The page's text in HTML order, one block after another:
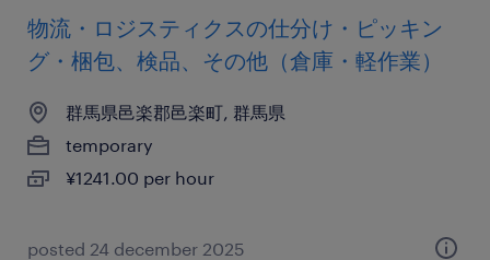
物流・ロジスティクスの仕分け・ピッキン
グ・梱包、検品、その他（倉庫・軽作業）
群馬県邑楽郡邑楽町, 群馬県
temporary
¥1241.00 per hour
posted 24 december 2025